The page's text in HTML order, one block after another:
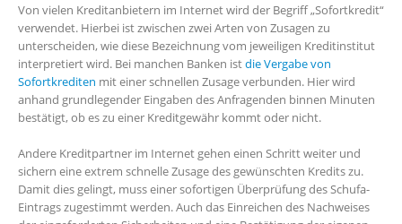
Von vielen Kreditanbietern im Internet wird der Begriff „Sofortkredit“
verwendet. Hierbei ist zwischen zwei Arten von Zusagen zu
unterscheiden, wie diese Bezeichnung vom jeweiligen Kreditinstitut
interpretiert wird. Bei manchen Banken istdie Vergabe von
Sofortkrediten mit einer schnellen Zusage verbunden. Hier wird
anhand grundlegender Eingaben des Anfragenden binnen Minuten
bestätigt, ob es zu einer Kreditgewähr kommt oder nicht.
Andere Kreditpartner im Internet gehen einen Schritt weiter und
sichern eine extrem schnelle Zusage des gewünschten Kredits zu.
Damit dies gelingt, muss einer sofortigen Überprüfung des Schufa-
Eintrags zugestimmt werden. Auch das Einreichen des Nachweises